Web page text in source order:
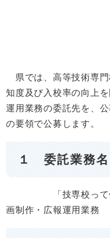
県では、高等技術専
知度及び入校率の向上
運用業務の委託先を、
の要領で公募します。
１ 委託業務名
「技専校って何？
画制作・広報運用業務